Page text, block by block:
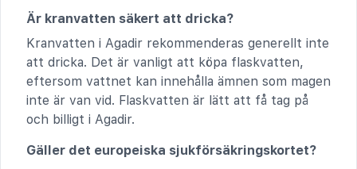
Är kranvatten säkert att dricka?
Kranvatten i Agadir rekommenderas generellt inte
att dricka. Det är vanligt att köpa flaskvatten,
eftersom vattnet kan innehålla ämnen som magen
inte är van vid. Flaskvatten är lätt att få tag på
och billigt i Agadir.
Gäller det europeiska sjukförsäkringskortet?